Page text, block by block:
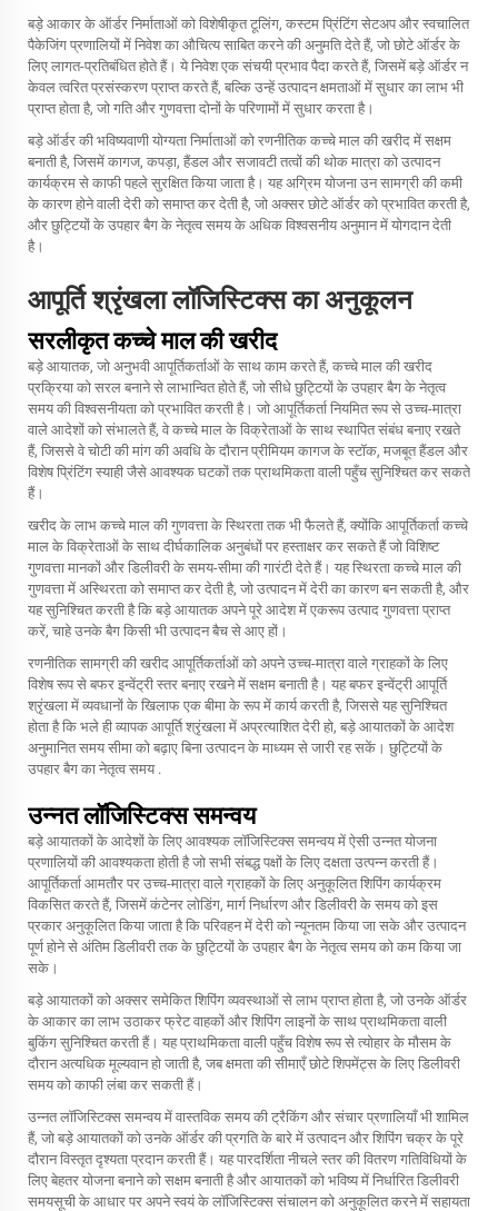
बड़े आकार के ऑर्डर निर्माताओं को विशेषीकृत टूलिंग, कस्टम प्रिंटिंग सेटअप और स्वचालित
पैकेजिंग प्रणालियों में निवेश का औचित्य साबित करने की अनुमति देते हैं, जो छोटे ऑर्डर के
लिए लागत-प्रतिबंधित होते हैं। ये निवेश एक संचयी प्रभाव पैदा करते हैं, जिसमें बड़े ऑर्डर न
केवल त्वरित प्रसंस्करण प्राप्त करते हैं, बल्कि उन्हें उत्पादन क्षमताओं में सुधार का लाभ भी
प्राप्त होता है, जो गति और गुणवत्ता दोनों के परिणामों में सुधार करता है।
बड़े ऑर्डर की भविष्यवाणी योग्यता निर्माताओं को रणनीतिक कच्चे माल की खरीद में सक्षम
बनाती है, जिसमें कागज, कपड़ा, हैंडल और सजावटी तत्वों की थोक मात्रा को उत्पादन
कार्यक्रम से काफी पहले सुरक्षित किया जाता है। यह अग्रिम योजना उन सामग्री की कमी
के कारण होने वाली देरी को समाप्त कर देती है, जो अक्सर छोटे ऑर्डर को प्रभावित करती है,
और छुट्टियों के उपहार बैग के नेतृत्व समय के अधिक विश्वसनीय अनुमान में योगदान देती
है।
आपूर्ति श्रृंखला लॉजिस्टिक्स का अनुकूलन
सरलीकृत कच्चे माल की खरीद
बड़े आयातक, जो अनुभवी आपूर्तिकर्ताओं के साथ काम करते हैं, कच्चे माल की खरीद
प्रक्रिया को सरल बनाने से लाभान्वित होते हैं, जो सीधे छुट्टियों के उपहार बैग के नेतृत्व
समय की विश्वसनीयता को प्रभावित करती है। जो आपूर्तिकर्ता नियमित रूप से उच्च-मात्रा
वाले आदेशों को संभालते हैं, वे कच्चे माल के विक्रेताओं के साथ स्थापित संबंध बनाए रखते
हैं, जिससे वे चोटी की मांग की अवधि के दौरान प्रीमियम कागज के स्टॉक, मजबूत हैंडल और
विशेष प्रिंटिंग स्याही जैसे आवश्यक घटकों तक प्राथमिकता वाली पहुँच सुनिश्चित कर सकते
हैं।
खरीद के लाभ कच्चे माल की गुणवत्ता के स्थिरता तक भी फैलते हैं, क्योंकि आपूर्तिकर्ता कच्चे
माल के विक्रेताओं के साथ दीर्घकालिक अनुबंधों पर हस्ताक्षर कर सकते हैं जो विशिष्ट
गुणवत्ता मानकों और डिलीवरी के समय-सीमा की गारंटी देते हैं। यह स्थिरता कच्चे माल की
गुणवत्ता में अस्थिरता को समाप्त कर देती है, जो उत्पादन में देरी का कारण बन सकती है, और
यह सुनिश्चित करती है कि बड़े आयातक अपने पूरे आदेश में एकरूप उत्पाद गुणवत्ता प्राप्त
करें, चाहे उनके बैग किसी भी उत्पादन बैच से आए हों।
रणनीतिक सामग्री की खरीद आपूर्तिकर्ताओं को अपने उच्च-मात्रा वाले ग्राहकों के लिए
विशेष रूप से बफर इन्वेंट्री स्तर बनाए रखने में सक्षम बनाती है। यह बफर इन्वेंट्री आपूर्ति
श्रृंखला में व्यवधानों के खिलाफ एक बीमा के रूप में कार्य करती है, जिससे यह सुनिश्चित
होता है कि भले ही व्यापक आपूर्ति श्रृंखला में अप्रत्याशित देरी हो, बड़े आयातकों के आदेश
अनुमानित समय सीमा को बढ़ाए बिना उत्पादन के माध्यम से जारी रह सकें। छुट्टियों के
उपहार बैग का नेतृत्व समय .
उन्नत लॉजिस्टिक्स समन्वय
बड़े आयातकों के आदेशों के लिए आवश्यक लॉजिस्टिक्स समन्वय में ऐसी उन्नत योजना
प्रणालियों की आवश्यकता होती है जो सभी संबद्ध पक्षों के लिए दक्षता उत्पन्न करती हैं।
आपूर्तिकर्ता आमतौर पर उच्च-मात्रा वाले ग्राहकों के लिए अनुकूलित शिपिंग कार्यक्रम
विकसित करते हैं, जिसमें कंटेनर लोडिंग, मार्ग निर्धारण और डिलीवरी के समय को इस
प्रकार अनुकूलित किया जाता है कि परिवहन में देरी को न्यूनतम किया जा सके और उत्पादन
पूर्ण होने से अंतिम डिलीवरी तक के छुट्टियों के उपहार बैग के नेतृत्व समय को कम किया जा
सके।
बड़े आयातकों को अक्सर समेकित शिपिंग व्यवस्थाओं से लाभ प्राप्त होता है, जो उनके ऑर्डर
के आकार का लाभ उठाकर फ्रेट वाहकों और शिपिंग लाइनों के साथ प्राथमिकता वाली
बुकिंग सुनिश्चित करती हैं। यह प्राथमिकता वाली पहुँच विशेष रूप से त्योहार के मौसम के
दौरान अत्यधिक मूल्यवान हो जाती है, जब क्षमता की सीमाएँ छोटे शिपमेंट्स के लिए डिलीवरी
समय को काफी लंबा कर सकती हैं।
उन्नत लॉजिस्टिक्स समन्वय में वास्तविक समय की ट्रैकिंग और संचार प्रणालियाँ भी शामिल
हैं, जो बड़े आयातकों को उनके ऑर्डर की प्रगति के बारे में उत्पादन और शिपिंग चक्र के पूरे
दौरान विस्तृत दृश्यता प्रदान करती हैं। यह पारदर्शिता नीचले स्तर की वितरण गतिविधियों के
लिए बेहतर योजना बनाने को सक्षम बनाती है और आयातकों को भविष्य में निर्धारित डिलीवरी
समयसूची के आधार पर अपने स्वयं के लॉजिस्टिक्स संचालन को अनुकूलित करने में सहायता